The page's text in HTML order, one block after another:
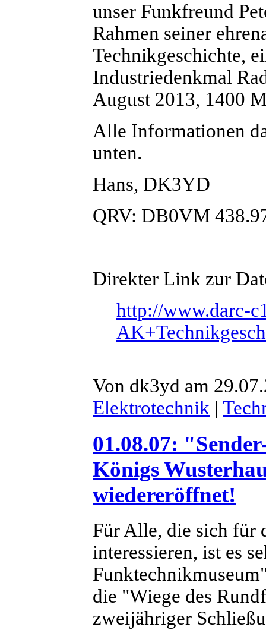
unser Funkfreund
Rahmen seiner
Technikgeschichte,
Industriedenkmal
August 2013, 1400
Alle Informationen
unten.
Hans, DK3YD
QRV: DB0VM
Direkter Link zur
http://www.darc-
Von dk3yd am
Elektrotechnik |
01.08.07:
Königs
wiedereröffnet!
Für Alle, die sich für
interessieren, ist es
die "Wiege des
zweijähriger